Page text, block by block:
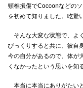
頸椎損傷でCocoonなどの
を初めて知りました。吃驚
そんな大変な状態で、よ
びっくりすると共に、彼自
今の自分があるので、体が
くなかったという思いを知
本当に本当にありがたい